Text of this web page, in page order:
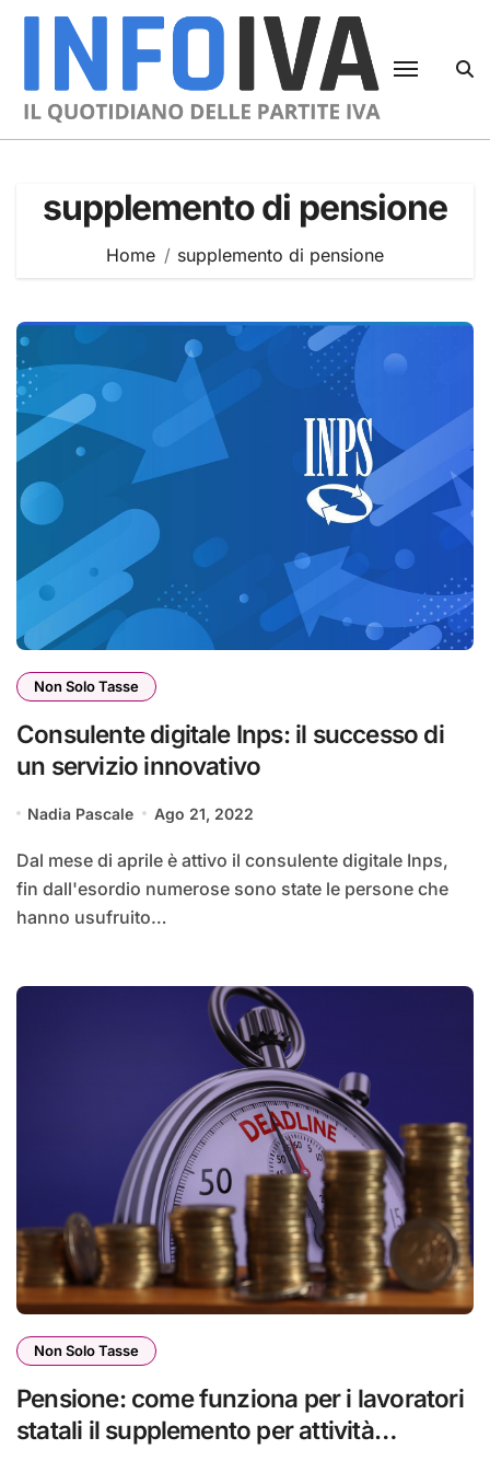
Skip
supplemento di pensione
Home supplemento di pensione
Non Solo Tasse
Consulente digitale Inps: il successo di
un servizio innovativo
Nadia Pascale Ago 21, 2022
Dal mese di aprile è attivo il consulente digitale Inps,
fin dall'esordio numerose sono state le persone che
hanno usufruito…
Non Solo Tasse
Pensione: come funziona per i lavoratori
statali il supplemento per attività